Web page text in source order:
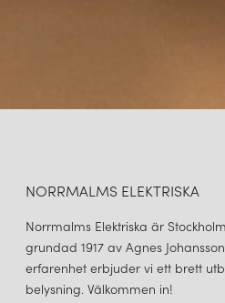
NORRMALMS ELEKTRISKA
Norrmalms Elektriska är
grundad 1917 av Agnes
erfarenhet erbjuder vi ett brett
belysning. Välkommen in!